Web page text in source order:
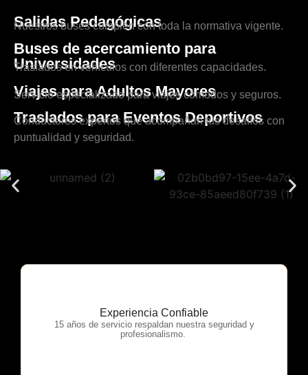
Salidas Pedagógicas
Nuestros buses cumplen con toda la normativa vigente.
Buses de acercamiento para
Universidades
Traslados en vehículos con diferentes capacidades.
Viajes para Adultos Mayores
Servicio especializado para viajes cómodos y seguros.
Traslados para Eventos Deportivos
Conductores expertos que acompañan tus desafíos con
puntualidad y seguridad.
Experiencia Confiable
15 años de servicio respaldan nuestra seguridad y
profesionalismo.
OTP Servicios